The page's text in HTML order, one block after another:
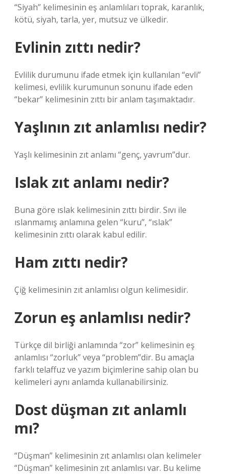
“Siyah” kelimesinin eş anlamlıları toprak, karanlık,
kötü, siyah, tarla, yer, mutsuz ve ülkedir.
Evlinin zıttı nedir?
Evlilik durumunu ifade etmek için kullanılan “evli”
kelimesi, evlilik kurumunun sonunu ifade eden
“bekar” kelimesinin zıttı bir anlam taşımaktadır.
Yaşlının zıt anlamlısı nedir?
Yaşlı kelimesinin zıt anlamı “genç, yavrum”dur.
Islak zıt anlamı nedir?
Buna göre ıslak kelimesinin zıttı birdir. Sıvı ile
ıslanmamış anlamına gelen “kuru”, “ıslak”
kelimesinin zıttı olarak kabul edilir.
Ham zıttı nedir?
Çiğ kelimesinin zıt anlamlısı olgun kelimesidir.
Zorun eş anlamlısı nedir?
Türkçe dil birliği anlamında “zor” kelimesinin eş
anlamlısı “zorluk” veya “problem”dir. Bu amaçla
farklı telaffuz ve yazım biçimlerine sahip olan bu
kelimeleri aynı anlamda kullanabilirsiniz.
Dost düşman zıt anlamlı
mı?
“Düşman” kelimesinin zıt anlamlısı olan kelimeler
“Düşman” kelimesinin zıt anlamlısı var. Bu kelime